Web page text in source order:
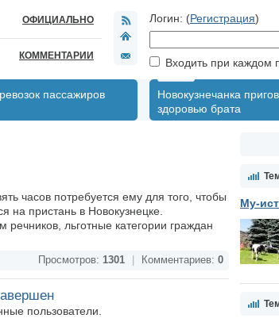
ОФИЦИАЛЬНО
КОММЕНТАРИИ
Логин: (Регистрация)
Входить при каждом
пассажиров
Новокузнечанка
здоровью брата
Му-
часов потребуется ему для того, чтобы
на пристань в Новокузнецке.
льготные категории граждан
Просмотров: 1301 Комментариев: 0
пользователи.